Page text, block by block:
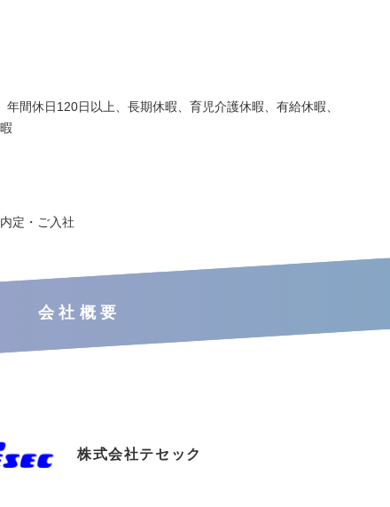
間休日120日以上、長期休暇、育児介護休暇、有給休暇、
定・ご入社
会社概要
株式会社テセック